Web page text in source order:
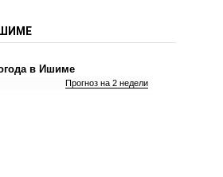
в Ишиме
Прогноз на 2 недели